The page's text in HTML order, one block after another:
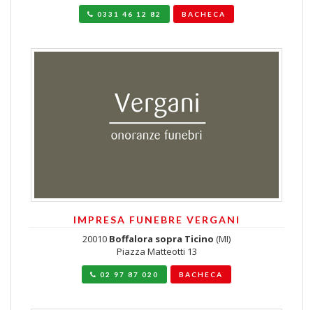
0331 46 12 82 BACHECA
IMPRESA FUNEBRE VERGANI
20010 Boffalora sopra Ticino (MI)
Piazza Matteotti 13
02 97 87 020 BACHECA